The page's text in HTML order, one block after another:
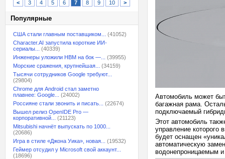
< 3 4 5 6 7 8 9 10 >
Популярные
США стали главным поставщиком...
(41052)
Character.AI запустила короткие ИИ-
сериалы...
(40339)
Инженеры уложили HBM на бок —...
(39955)
Морские сражения, крупнейшая...
(34159)
Тысячи сотрудников Google требуют...
(29804)
Chrome для Android стал заметно
плавнее: Google...
(24002)
Россияне стали звонить и писать...
(22674)
Вышел релиз OpenIDE Pro —
корпоративной...
(21123)
Mitsubishi начнёт выпускать по 1000...
(20686)
Игра в стиле «Джона Уика», новая...
(19532)
Геймер отсудил у Microsoft свой аккаунт...
(18696)
Автомобиль может
багажная рама.
подключаемый
Этот автомобиль
управление которого
будет оснащен
автоматическую
водонепроницаемым